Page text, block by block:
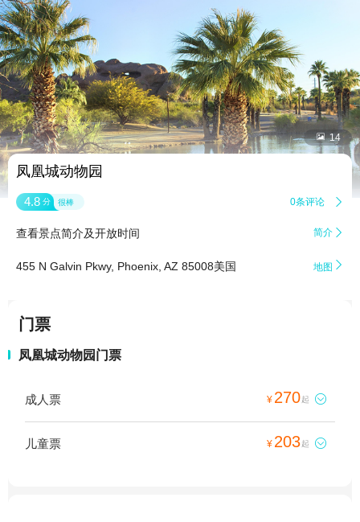
 14
凤凰城动物园
4.8 分 很棒 0条评论 
查看景点简介及开放时间 简介 
455 N Galvin Pkwy, Phoenix, AZ 85008美国 地图 
门票
凤凰城动物园门票
成人票 ¥ 270起 
儿童票 ¥ 203起 
